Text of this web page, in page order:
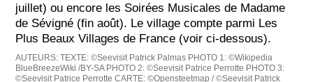
juillet) ou encore les Soirées Musicales de Madame
de Sévigné (fin août). Le village compte parmi Les
Plus Beaux Villages de France (voir ci-dessous).
AUTEURS:TEXTE: ©Seevisit Patrick Palmas PHOTO 1: ©Wikipedia
BlueBreezeWiki /BY-SA PHOTO 2: ©Seevisit Patrice Perrotte PHOTO 3:
©Seevisit Patrice Perrotte CARTE: ©Opensteetmap / ©Seevisit Patrick